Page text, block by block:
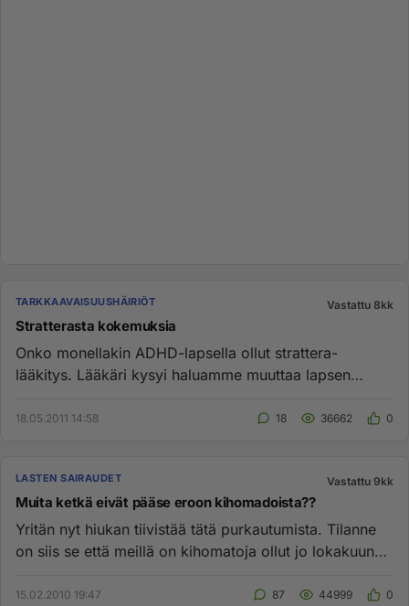
TARKKAAVAISUUSHÄIRIÖT Vastattu 8kk
Stratterasta kokemuksia
Onko monellakin ADHD-lapsella ollut strattera-
lääkitys. Lääkäri kysyi haluamme muuttaa lapsen
18.05.2011 14:58 18 36662 0
LASTEN SAIRAUDET Vastattu 9kk
Muita ketkä eivät pääse eroon kihomadoista??
Yritän nyt hiukan tiivistää tätä purkautumista. Tilanne
on siis se että meillä on kihomatoja ollut jo lokakuun
15.02.2010 19:47 87 44999 0